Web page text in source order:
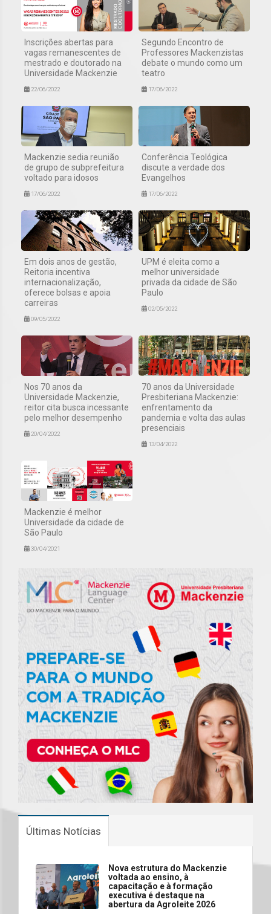
Inscrições abertas para
vagas remanescentes de
mestrado e doutorado na
Universidade Mackenzie
22/06/2022
Segundo Encontro de
Professores Mackenzistas
debate o mundo como um
teatro
17/06/2022
Mackenzie sedia reunião
de grupo de subprefeitura
voltado para idosos
17/06/2022
Conferência Teológica
discute a verdade dos
Evangelhos
17/06/2022
Em dois anos de gestão,
Reitoria incentiva
internacionalização,
oferece bolsas e apoia
carreiras
09/05/2022
UPM é eleita como a
melhor universidade
privada da cidade de São
Paulo
02/05/2022
Nos 70 anos da
Universidade Mackenzie,
reitor cita busca incessante
pelo melhor desempenho
20/04/2022
70 anos da Universidade
Presbiteriana Mackenzie:
enfrentamento da
pandemia e volta das aulas
presenciais
13/04/2022
Mackenzie é melhor
Universidade da cidade de
São Paulo
30/04/2021
Últimas Notícias
Nova estrutura do Mackenzie
voltada ao ensino, à
capacitação e à formação
executiva é destaque na
abertura da Agroleite 2026